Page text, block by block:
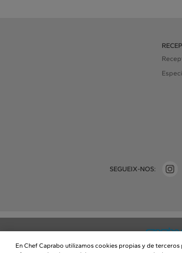
SEGUEIX-NOS:
En Chef Caprabo utilizamos cookies propias y de